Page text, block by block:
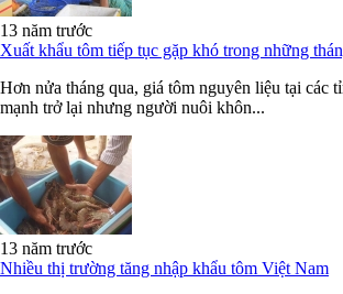
13 năm trước
Xuất khẩu tôm tiếp tục gặp khó trong những
Hơn nửa tháng qua, giá tôm nguyên liệu tại các
mạnh trở lại nhưng người nuôi khôn...
13 năm trước
Nhiều thị trường tăng nhập khẩu tôm Việt Nam